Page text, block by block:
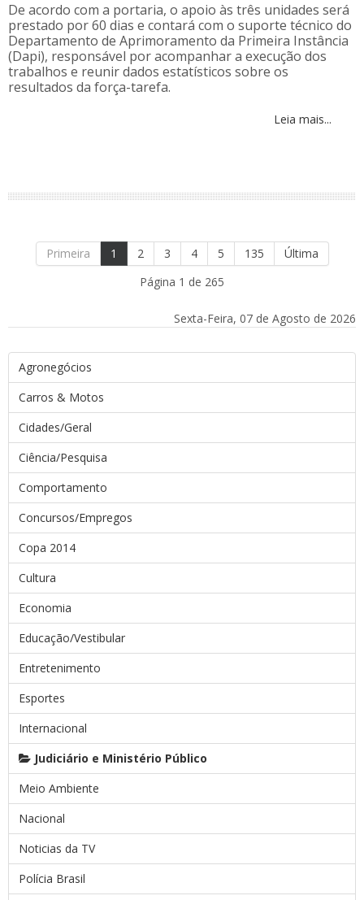
De acordo com a portaria, o apoio às três unidades será
prestado por 60 dias e contará com o suporte técnico do
Departamento de Aprimoramento da Primeira Instância
(Dapi), responsável por acompanhar a execução dos
trabalhos e reunir dados estatísticos sobre os
resultados da força-tarefa.
Leia mais...
Primeira 1 2 3 4 5 135
Última
Página 1 de 265
Sexta-Feira, 07 de Agosto de 2026
Agronegócios
Carros & Motos
Cidades/Geral
Ciência/Pesquisa
Comportamento
Concursos/Empregos
Copa 2014
Cultura
Economia
Educação/Vestibular
Entretenimento
Esportes
Internacional
Judiciário e Ministério Público
Meio Ambiente
Nacional
Noticias da TV
Polícia Brasil